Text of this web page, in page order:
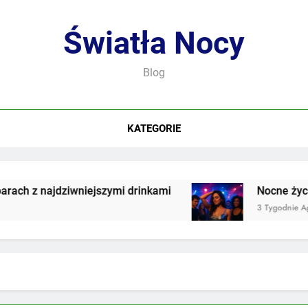
Światła Nocy
Blog
KATEGORIE
z najdziwniejszymi drinkami Nocne życie
3 Tygodnie Ago